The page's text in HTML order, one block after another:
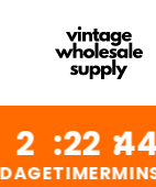
INDHOLD
:44:
MINS
20
SECS